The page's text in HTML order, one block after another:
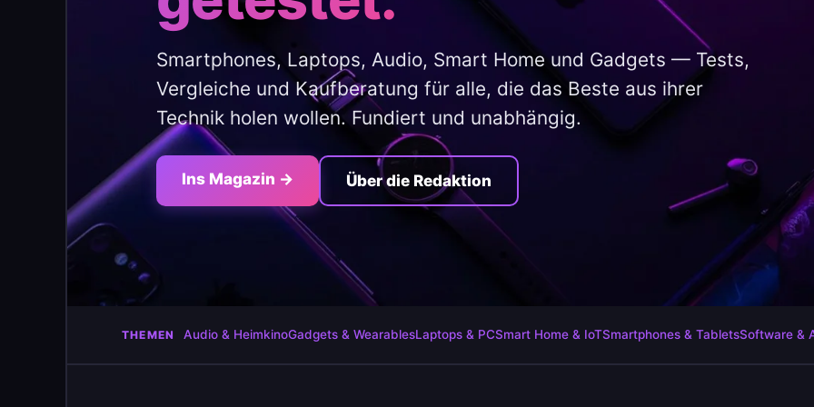
Smartphones, Laptops, Audio, Smart Home und Gadgets — Tests,
Vergleiche und Kaufberatung für alle, die das Beste aus ihrer
Technik holen wollen. Fundiert und unabhängig.
Ins Magazin → Über die Redaktion
THEMEN Audio & HeimkinoGadgets & WearablesLaptops & PCSmart Home & IoTSmartphones & TabletsSoftware &